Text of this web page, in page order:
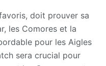
doit prouver sa
les Comores et la
pour les Aigles
sera crucial pour